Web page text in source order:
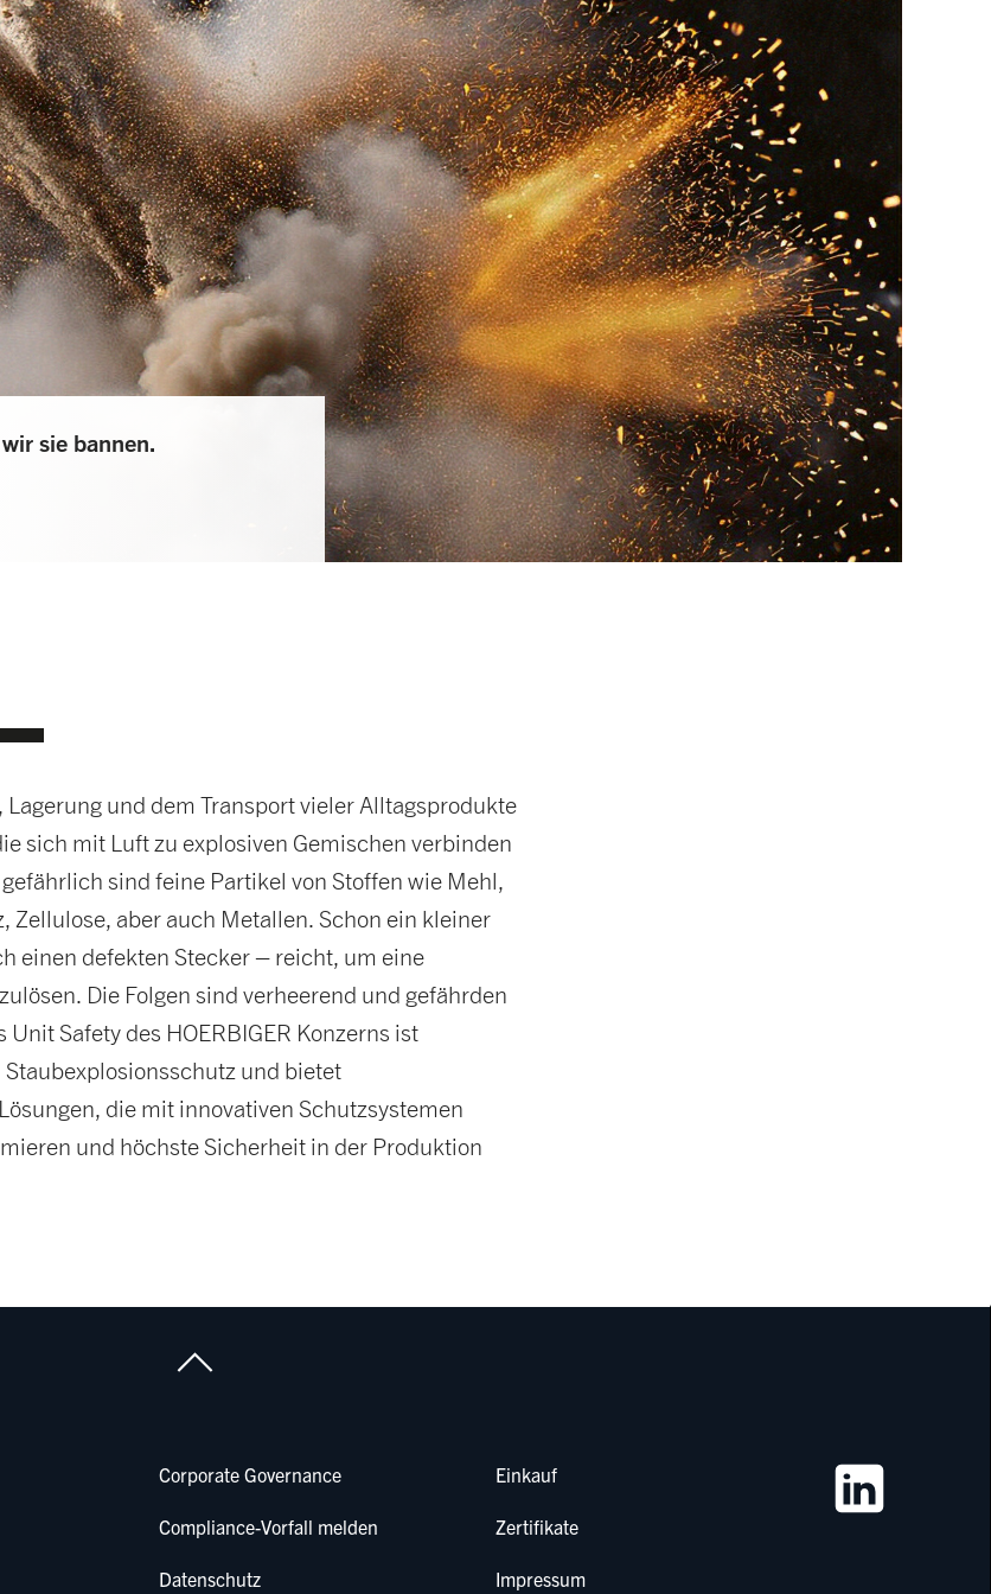
sie bannen.
Lagerung und dem Transport vieler Alltagsprodukte
sich mit Luft zu explosiven Gemischen verbinden
sind feine Partikel von Stoffen wie Mehl,
Zellulose, aber auch Metallen. Schon ein kleiner
einen defekten Stecker – reicht, um eine
Die Folgen sind verheerend und gefährden
Unit Safety des HOERBIGER Konzerns ist
und bietet
die mit innovativen Schutzsystemen
und höchste Sicherheit in der Produktion
Corporate Governance
Compliance-Vorfall melden
Datenschutz
Einkauf
Zertifikate
Impressum